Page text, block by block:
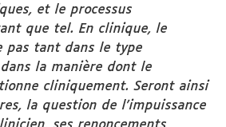
et le processus
que tel. En clinique, le
pas tant dans le type
la manière dont le
cliniquement. Seront ainsi
la question de l’impuissance